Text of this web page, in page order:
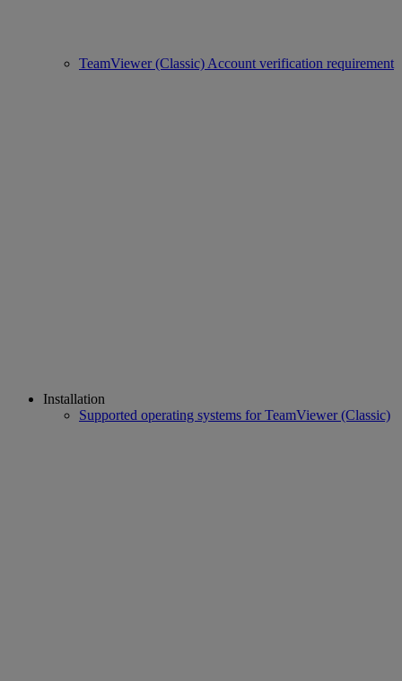
TeamViewer (Classic) Account verification requirement
Installation
Supported operating systems for TeamViewer (Classic)